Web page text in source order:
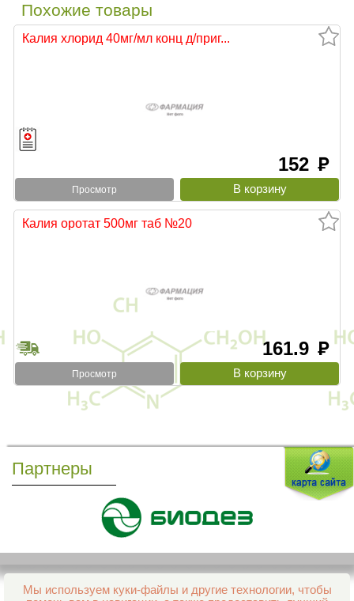
Похожие товары
Калия хлорид 40мг/мл конц д/приг...
152 руб
Просмотр
Калия оротат 500мг таб №20
161.9 руб
Просмотр
Партнеры
Мы используем куки-файлы и другие технологии, чтобы
Все права защищены и охраняются законом